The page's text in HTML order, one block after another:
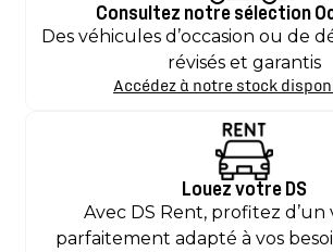
Consultez notre sélection
Des véhicules d’occasion ou de
révisés et garantis
Accédez à notre stock
Louez votre DS
Avec DS Rent, profitez d’un
parfaitement adapté à vos